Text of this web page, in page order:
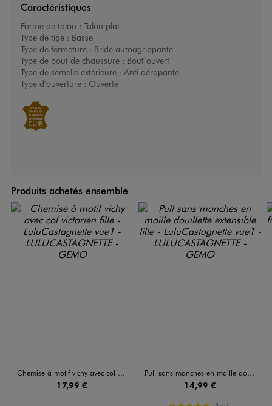
Caractéristiques
Forme de talon : Talon plat
Type de tige : Basse
Type de fermeture : Bride autoagrippante
Type de bout de chaussure : Bout ouvert
Type de semelle extérieure : Anti dérapante
Type d’ouverture : Ouverte
Produits achetés ensemble
Chemise à motif vichy avec col victorien fille - LuluCastagnette
17,99 €
Pull sans manches en maille douillette extensible fille - LuluCastagnette
14,99 €